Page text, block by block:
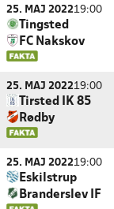
25. MAJ 202219:00
Tingsted
FC Nakskov
25. MAJ 202219:00
Tirsted IK 85
Rødby
25. MAJ 202219:00
Eskilstrup
Branderslev IF